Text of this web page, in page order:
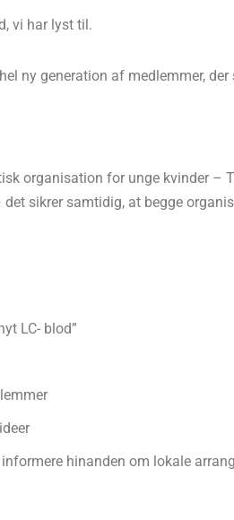
vi har lyst til.
ny generation af medlemmer,
organisation for unge kvinder
sikrer samtidig, at begge
LC- blod”
hinanden om lokale